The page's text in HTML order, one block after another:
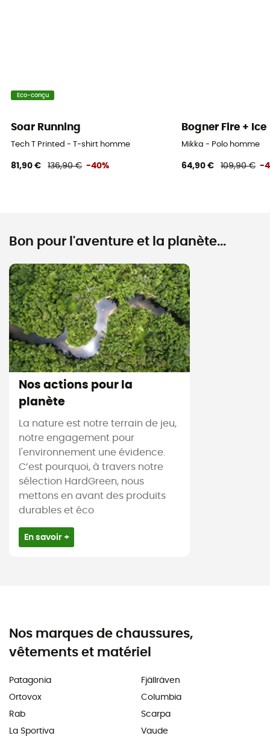
Eco-conçu
Soar Running
Tech T Printed - T-shirt homme
81,90 € 136,90 € -40%
Bogner Fire + Ice
Mikka - Polo homme
64,90 € 109,90 € -
Bon pour l'aventure et la planète...
Nos actions pour la
planète
La nature est notre terrain de jeu,
notre engagement pour
l'environnement une évidence.
C’est pourquoi, à travers notre
sélection HardGreen, nous
mettons en avant des produits
durables et éco
En savoir +
Nos marques de chaussures,
vêtements et matériel
Patagonia
Ortovox
Rab
La Sportiva
Fjällräven
Columbia
Scarpa
Vaude